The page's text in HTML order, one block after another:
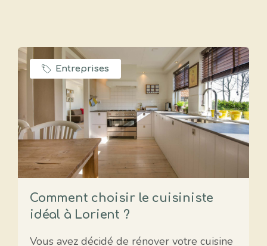
Entreprises
Comment choisir le cuisiniste
idéal à Lorient ?
Vous avez décidé de rénover votre cuisine